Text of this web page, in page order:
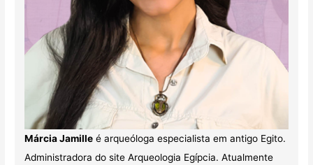
Márcia Jamilleé arqueóloga especialista em antigo Egito.
Administradora do site Arqueologia Egípcia. Atualmente